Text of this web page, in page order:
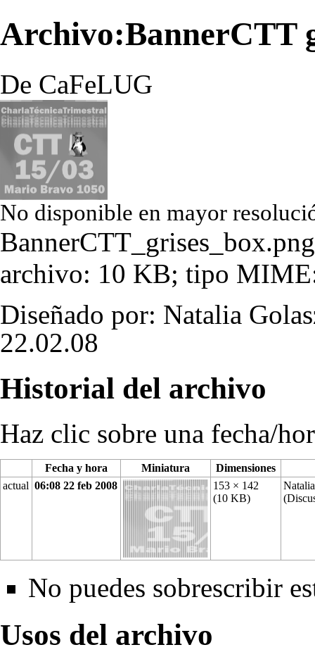
Archivo:BannerCTT
De CaFeLUG
No disponible en mayor
BannerCTT_grises_box.png
archivo: 10 KB; tipo
Diseñado por: Natalia
22.02.08
Historial del archivo
Haz clic sobre una fecha/
Fecha y hora Miniatura
Dimensiones
actual 06:08 22 feb 2008
153 × 142
(10 KB)
(
No puedes sobrescribir
Usos del archivo